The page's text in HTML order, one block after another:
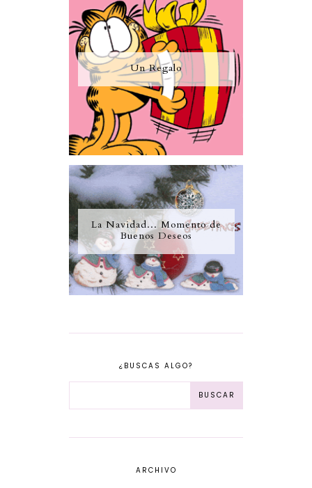
Un Regalo
La Navidad... Momento de
Buenos Deseos
¿BUSCAS ALGO?
ARCHIVO